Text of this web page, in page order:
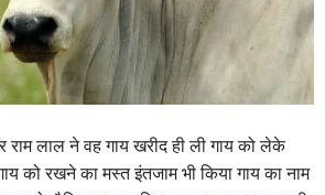
राम लाल ने वह गाय खरीद ही ली गाय को लेके
को रखने का मस्त इंतजाम भी किया गाय का नाम